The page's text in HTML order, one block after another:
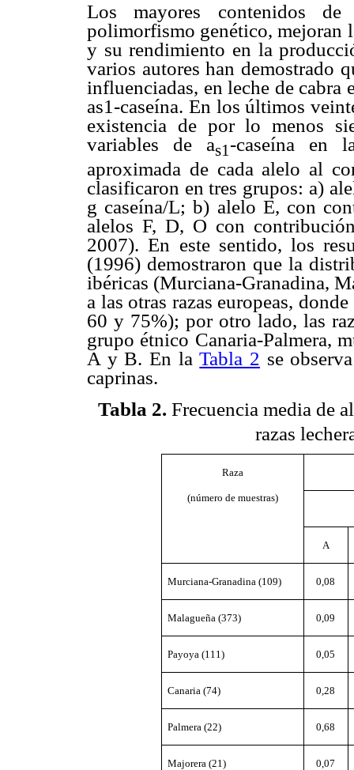
Los mayores contenidos
polimorfismo genético, mejoran
y su rendimiento en la
varios autores han demostrado
influenciadas, en leche de
as1-caseína. En los últimos
existencia de por lo menos
variables de as1-caseína en
aproximada de cada alelo al
clasificaron en tres grupos: a)
g caseína/L; b) alelo E, con
alelos F, D, O con contribución
2007). En este sentido, los
(1996) demostraron que la
ibéricas (Murciana-Granadina,
a las otras razas europeas,
60 y 75%); por otro lado, las
grupo étnico Canaria-Palmera,
A y B. En laTabla 2 se
caprinas.
Tabla 2. Frecuencia media de
razas
Raza
(número de muestras)
A
Murciana-Granadina (109) 0,08
Malagueña (373) 0,09
Payoya (111) 0,05
Canaria (74) 0,28
Palmera (22) 0,68
Majorera (21) 0,07